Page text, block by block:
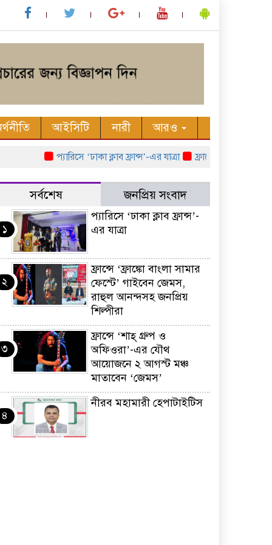
আইসিটি নারী আরও
প্যারিসে ‘ঢাকা ক্লাব ফ্রান্স’-এর যাত্রা ফ্রান্সে ‘ফ্রাঙ্কো বাংলা
সর্বশেষ জনপ্রিয় সংবাদ
১
প্যারিসে ‘ঢাকা ক্লাব ফ্রান্স’-
এর যাত্রা
২
ফ্রান্সে ‘ফ্রাঙ্কো বাংলা সামার
ফেস্টে’ গাইবেন জেমস,
রাহুল আনন্দসহ জনপ্রিয়
শিল্পীরা
৩
ফ্রান্সে ‘শাহ্ গ্রুপ ও
অফিওরা’-এর যৌথ
আয়োজনে ২ আগস্ট মঞ্চ
মাতাবেন ‘জেমস’
৪
নীরব মহামারী হেপাটাইটিস